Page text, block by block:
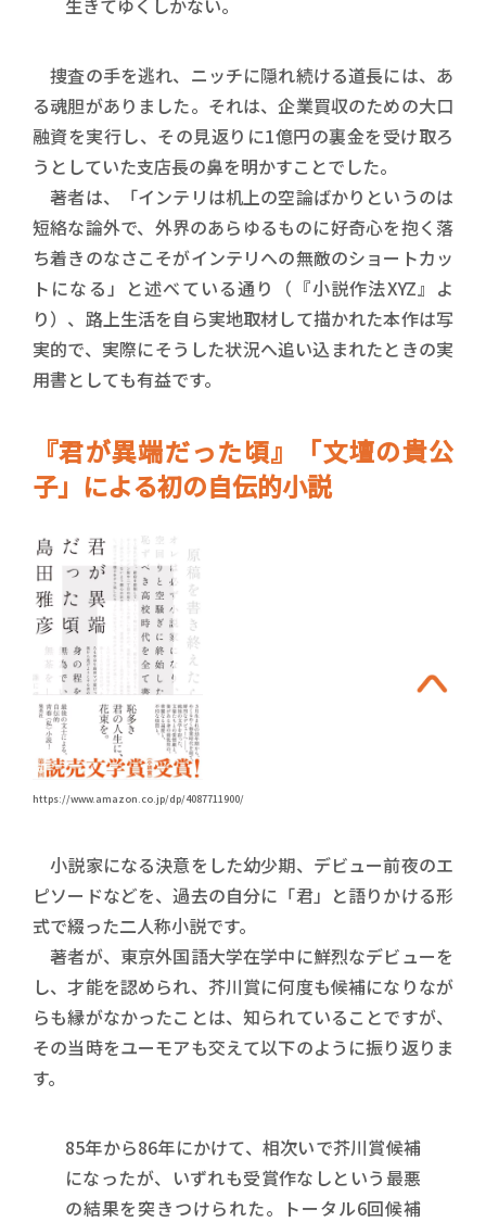
生きてゆくしかない。
捜査の手を逃れ、ニッチに隠れ続ける道長には、あ
る魂胆がありました。それは、企業買収のための大口
融資を実行し、その見返りに1億円の裏金を受け取ろ
うとしていた支店長の鼻を明かすことでした。
著者は、「インテリは机上の空論ばかりというのは
短絡な論外で、外界のあらゆるものに好奇心を抱く落
ち着きのなさこそがインテリへの無敵のショートカッ
トになる」と述べている通り（『小説作法XYZ』よ
り）、路上生活を自ら実地取材して描かれた本作は写
実的で、実際にそうした状況へ追い込まれたときの実
用書としても有益です。
『君が異端だった頃』「文壇の貴公
子」による初の自伝的小説
https://www.amazon.co.jp/dp/4087711900/
小説家になる決意をした幼少期、デビュー前夜のエ
ピソードなどを、過去の自分に「君」と語りかける形
式で綴った二人称小説です。
著者が、東京外国語大学在学中に鮮烈なデビューを
し、才能を認められ、芥川賞に何度も候補になりなが
らも縁がなかったことは、知られていることですが、
その当時をユーモアも交えて以下のように振り返りま
す。
85年から86年にかけて、相次いで芥川賞候補
になったが、いずれも受賞作なしという最悪
の結果を突きつけられた。トータル6回候補